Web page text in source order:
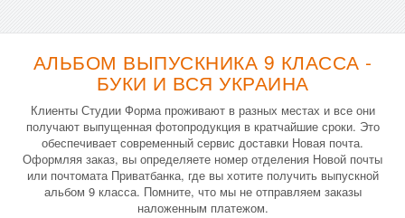
АЛЬБОМ ВЫПУСКНИКА 9 КЛАССА -
БУКИ И ВСЯ УКРАИНА
Клиенты Студии Форма проживают в разных местах и все они
получают выпущенная фотопродукция в кратчайшие сроки. Это
обеспечивает современный сервис доставки Новая почта.
Оформляя заказ, вы определяете номер отделения Новой почты
или почтомата Приватбанка, где вы хотите получить выпускной
альбом 9 класса. Помните, что мы не отправляем заказы
наложенным платежом.